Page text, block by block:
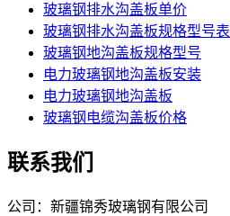
玻璃钢排水沟盖板单价
玻璃钢排水沟盖板规格型号表
玻璃钢地沟盖板规格型号
电力玻璃钢地沟盖板安装
电力玻璃钢地沟盖板
玻璃钢电缆沟盖板价格
联系我们
公司：新疆锦秀玻璃钢有限公司